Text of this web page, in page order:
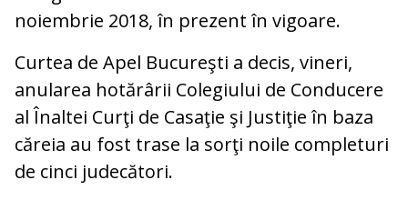
noiembrie 2018, în prezent în vigoare.
Curtea de Apel Bucureşti a decis, vineri,
anularea hotărârii Colegiului de Conducere
al Înaltei Curţi de Casaţie şi Justiţie în baza
căreia au fost trase la sorţi noile completuri
de cinci judecători.